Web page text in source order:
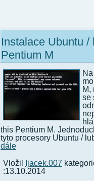
Instalace Ubuntu /
Pentium M
M,
se
this Pentium M.
tyto procesory Ubuntu /
dále
Vložil
Ijacek.007
:13.10.2014